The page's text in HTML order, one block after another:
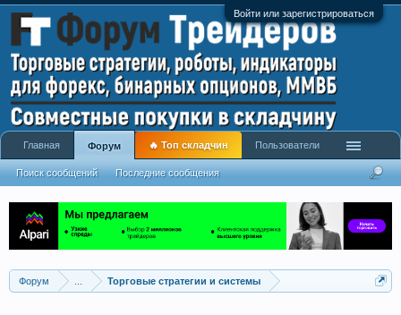
Войти или зарегистрироваться
Форум Торговые стратегии и системы
Главная Форум
Поиск сообщений Последние сообщения
🔥 Топ складчин Пользователи